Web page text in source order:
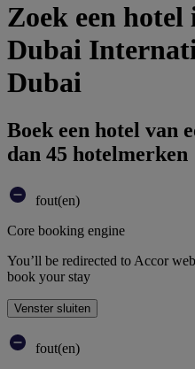
Zoek een
Dubai
Dubai
Boek een hotel van
dan 45 hotelmerken
fout(en)
Core booking engine
You’ll be redirected to Accor
book your stay
Venster sluiten
fout(en)